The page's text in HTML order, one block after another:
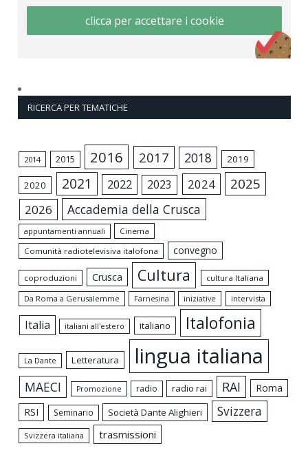
clicca per accettare i cookie
RICERCA PER TEMATICHE
2014 2015 2016 2017 2018 2019
2020 2021 2022 2023 2024 2025
2026 Accademia della Crusca
appuntamenti annuali
Cinema
Comunità radiotelevisiva italofona
convegno
coproduzioni Crusca Cultura
cultura Italiana
Da Roma a Gerusalemme
Farnesina iniziative intervista
Italia italiani all'estero italiano Italofonia
La Dante Letteratura lingua italiana
MAECI Promozione radio radio rai RAI
Roma
RSI
Seminario Società Dante Alighieri Svizzera
Svizzera italiana trasmissioni